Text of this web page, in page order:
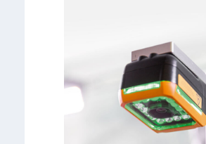
o
n
a
i
b
u
t
F